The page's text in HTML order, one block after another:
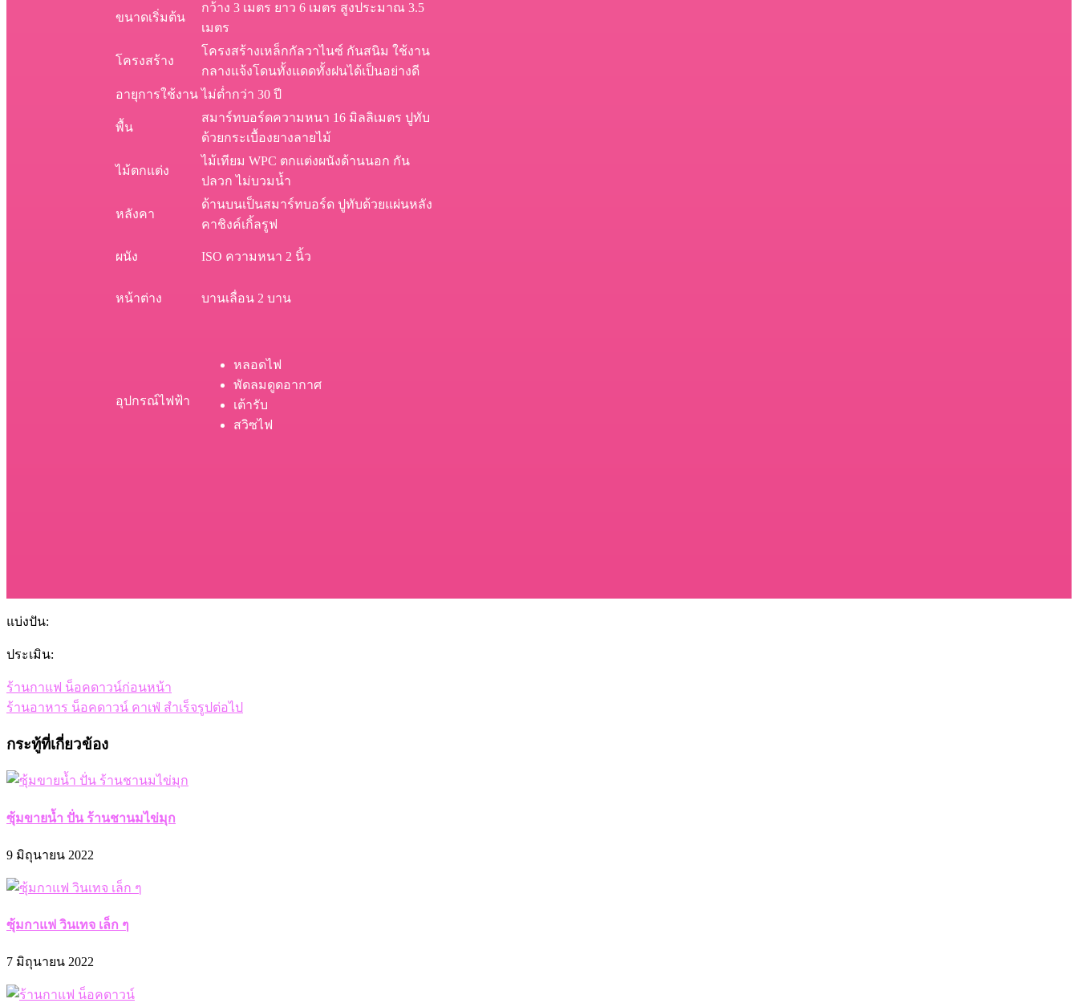
ขนาดเริ่มต้น
กว้าง 3 เมตร ยาว 6 เมตร สูงประมาณ 3.5
เมตร
โครงสร้าง
โครงสร้างเหล็กกัลวาไนซ์ กันสนิม ใช้งาน
กลางแจ้งโดนทั้งแดดทั้งฝนได้เป็นอย่างดี
อายุการใช้งาน ไม่ต่ำกว่า 30 ปี
พื้น
สมาร์ทบอร์ดความหนา 16 มิลลิเมตร ปูทับ
ด้วยกระเบื้องยางลายไม้
ไม้ตกแต่ง
ไม้เทียม WPC ตกแต่งผนังด้านนอก กัน
ปลวก ไม่บวมน้ำ
หลังคา
ด้านบนเป็นสมาร์ทบอร์ด ปูทับด้วยแผ่นหลัง
คาชิงค์เกิ้ลรูฟ
ผนัง ISO ความหนา 2 นิ้ว
หน้าต่าง บานเลื่อน 2 บาน
อุปกรณ์ไฟฟ้า
หลอดไฟ
พัดลมดูดอากาศ
เต้ารับ
สวิซไฟ
แบ่งปัน:
ประเมิน:
ร้านกาแฟ น็อคดาวน์ก่อนหน้า
ร้านอาหาร น็อคดาวน์ คาเฟ่ สำเร็จรูป ต่อไป
กระทู้ที่เกี่ยวข้อง
ซุ้มขายน้ำ ปั่น ร้านชานมไข่มุก
9 มิถุนายน 2022
ซุ้มกาแฟ วินเทจ เล็ก ๆ
7 มิถุนายน 2022